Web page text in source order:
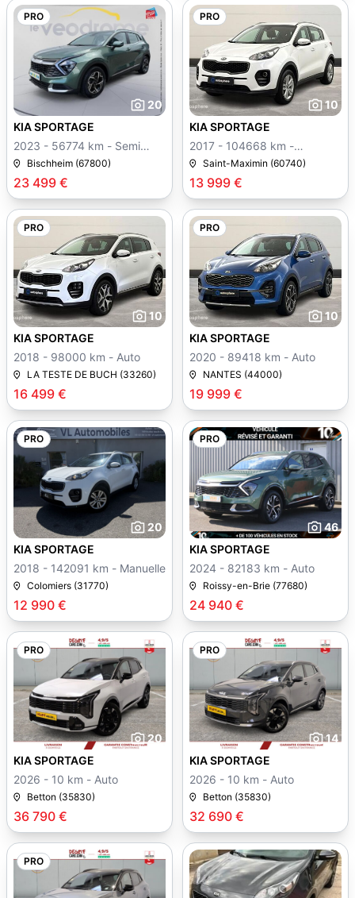
PRO
20
23 499 €
KIA SPORTAGE
2023 - 56774 km - Semi
autoBischheim (67800)
PRO
10
13 999 €
KIA SPORTAGE
2017 - 104668 km -
Manuelle
Saint-Maximin (60740)
PRO
10
16 499 €
KIA SPORTAGE
2018 - 98000 km - Auto
LA TESTE DE BUCH (33260)
PRO
10
19 999 €
KIA SPORTAGE
2020 - 89418 km - Auto
NANTES (44000)
PRO
20
12 990 €
KIA SPORTAGE
2018 - 142091 km - Manuelle
Colomiers (31770)
PRO
46
24 940 €
KIA SPORTAGE
2024 - 82183 km - Auto
Roissy-en-Brie (77680)
PRO
20
36 790 €
KIA SPORTAGE
2026 - 10 km - Auto
Betton (35830)
PRO
14
32 690 €
KIA SPORTAGE
2026 - 10 km - Auto
Betton (35830)
PRO